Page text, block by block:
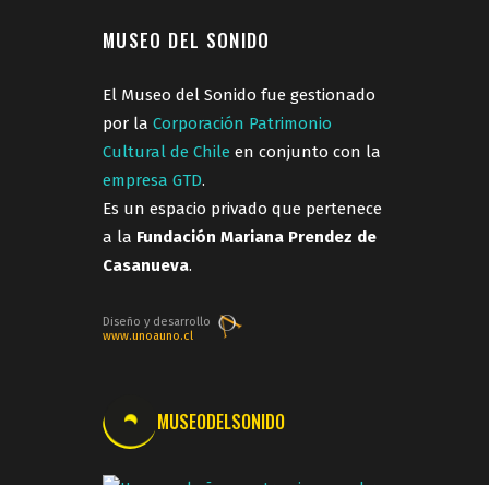
MUSEO DEL SONIDO
El Museo del Sonido fue gestionado
por la Corporación Patrimonio
Cultural de Chile en conjunto con la
empresa GTD.
Es un espacio privado que pertenece
a la Fundación Mariana Prendez de
Casanueva.
Diseño y desarrollo
www.unoauno.cl
MUSEODELSONIDO